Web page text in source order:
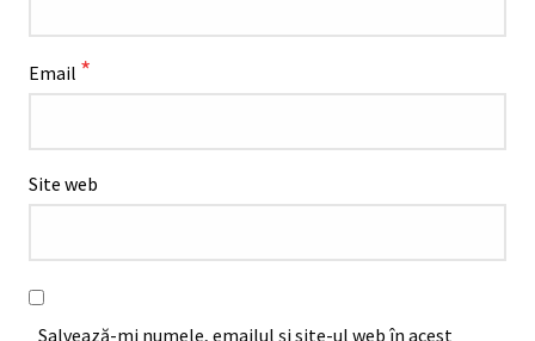
Email *
Site web
Salvează-mi numele, emailul și site-ul web în acest